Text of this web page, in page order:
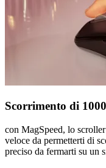
Scorrimento di
con MagSpeed, lo
veloce da permetterti di
preciso da fermarti su un